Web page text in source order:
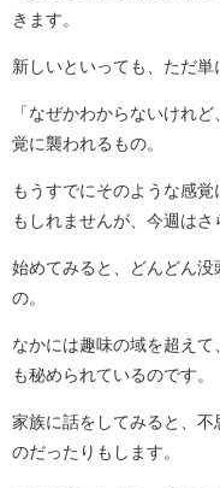
きます。
新しいといっても、ただ単
「なぜかわからないけれ
覚に襲われるもの。
もうすでにそのような感
もしれませんが、今週はさ
始めてみると、どんどん
の。
なかには趣味の域を超え
も秘められているのです。
家族に話をしてみると、
のだったりもします。